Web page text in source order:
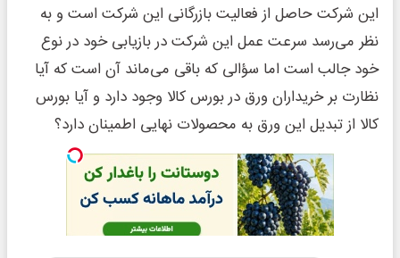
این شرکت حاصل از فعالیت بازرگانی این شرکت است و به
نظر می‌رسد سرعت عمل این شرکت در بازیابی خود در نوع
خود جالب است اما سؤالی که باقی می‌ماند آن است که آیا
نظارت بر خریداران ورق در بورس کالا وجود دارد و آیا بورس
کالا از تبدیل این ورق به محصولات نهایی اطمینان دارد؟